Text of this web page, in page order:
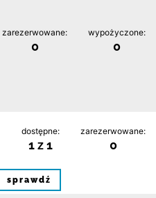
zarezerwowane:
0
wypożyczone:
0
dostępne:
1 z 1
zarezerwowane:
0
sprawdź